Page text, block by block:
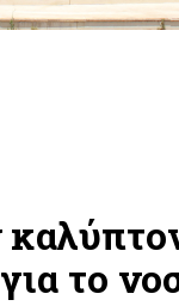
το